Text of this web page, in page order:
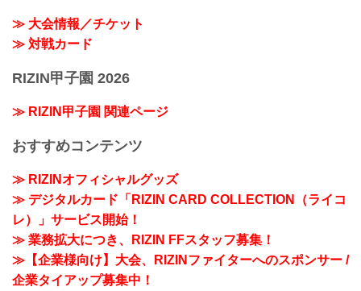
≫ 大会情報／チケット
≫ 対戦カード
RIZIN甲子園 2026
≫ RIZIN甲子園 関連ページ
おすすめコンテンツ
≫ RIZINオフィシャルグッズ
≫ デジタルカード「RIZIN CARD COLLECTION（ライコ
レ）」サービス開始！
≫ 業務拡大につき、RIZIN FFスタッフ募集！
≫【企業様向け】大会、RIZINファイターへのスポンサー /
企業タイアップ募集中！